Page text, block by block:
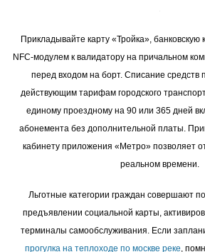
Прикладывайте карту «Тройка», банковскую
NFC-модулем к валидатору на причальном
перед входом на борт. Списание средств
действующим тарифам городского
единому проездному на 90 или 365 дней
абонемента без дополнительной платы.
кабинету приложения «Метро» позволяет
реальном времени.
Льготные категории граждан совершают
предъявлении социальной карты,
терминалы самообслуживания. Если
прогулка на теплоходе по москве реке,